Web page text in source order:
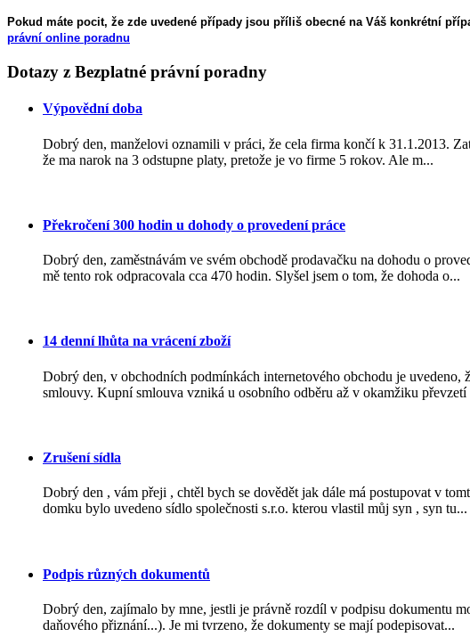
Pokud máte pocit, že zde uvedené případy jsou příliš obecné na Váš konkrétní
právní online poradnu
Dotazy z Bezplatné právní poradny
Výpovědní doba
Dobrý den, manželovi oznamili v práci, že cela firma končí k 31.1.2013.
že ma narok na 3 odstupne platy, pretože je vo firme 5 rokov. Ale m...
Překročení 300 hodin u dohody o provedení práce
Dobrý den, zaměstnávám ve svém obchodě prodavačku na dohodu o
mě tento rok odpracovala cca 470 hodin. Slyšel jsem o tom, že dohoda o...
14 denní lhůta na vrácení zboží
Dobrý den, v obchodních podmínkách internetového obchodu je uvedeno,
smlouvy. Kupní smlouva vzniká u osobního odběru až v okamžiku
Zrušení sídla
Dobrý den , vám přeji , chtěl bych se dovědět jak dále má postupovat v
domku bylo uvedeno sídlo společnosti s.r.o. kterou vlastil můj syn , syn tu...
Podpis různých dokumentů
Dobrý den, zajímalo by mne, jestli je právně rozdíl v podpisu dokumentu
daňového přiznání...). Je mi tvrzeno, že dokumenty se mají podepisovat...